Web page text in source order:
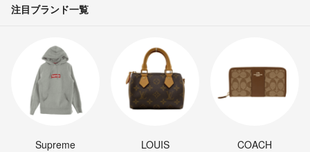
注目ブランド一覧
Supreme
LOUIS
COACH